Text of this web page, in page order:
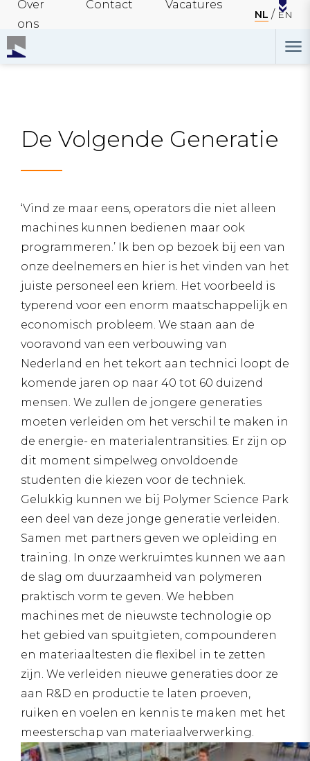
Over
ons
Contact Vacatures
NL EN
De Volgende Generatie
‘Vind ze maar eens, operators die niet alleen
machines kunnen bedienen maar ook
programmeren.’ Ik ben op bezoek bij een van
onze deelnemers en hier is het vinden van het
juiste personeel een kriem. Het voorbeeld is
typerend voor een enorm maatschappelijk en
economisch probleem. We staan aan de
vooravond van een verbouwing van
Nederland en het tekort aan technici loopt de
komende jaren op naar 40 tot 60 duizend
mensen. We zullen de jongere generaties
moeten verleiden om het verschil te maken in
de energie- en materialentransities. Er zijn op
dit moment simpelweg onvoldoende
studenten die kiezen voor de techniek.
Gelukkig kunnen we bij Polymer Science Park
een deel van deze jonge generatie verleiden.
Samen met partners geven we opleiding en
training. In onze werkruimtes kunnen we aan
de slag om duurzaamheid van polymeren
praktisch vorm te geven. We hebben
machines met de nieuwste technologie op
het gebied van spuitgieten, compounderen
en materiaaltesten die flexibel in te zetten
zijn. We verleiden nieuwe generaties door ze
aan R&D en productie te laten proeven,
ruiken en voelen en kennis te maken met het
meesterschap van materiaalverwerking.